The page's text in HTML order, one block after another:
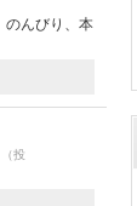
のんびり、本
（投